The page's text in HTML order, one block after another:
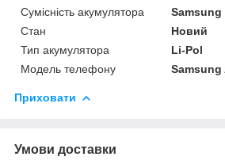
Сумісність акумулятора
Samsung
Стан
Новий
Тип акумулятора
Li-Pol
Модель телефону
Samsung
Приховати
Умови доставки